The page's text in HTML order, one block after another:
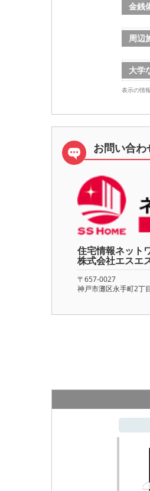
金銭
周辺
大学
表示の情
お問い合わ
住宅情報ネット
株式会社エスエ
〒657-0027
神戸市灘区永手町2丁